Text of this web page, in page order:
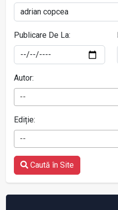
Publicare De La:
Autor:
--
Ediție:
--
Caută în Site